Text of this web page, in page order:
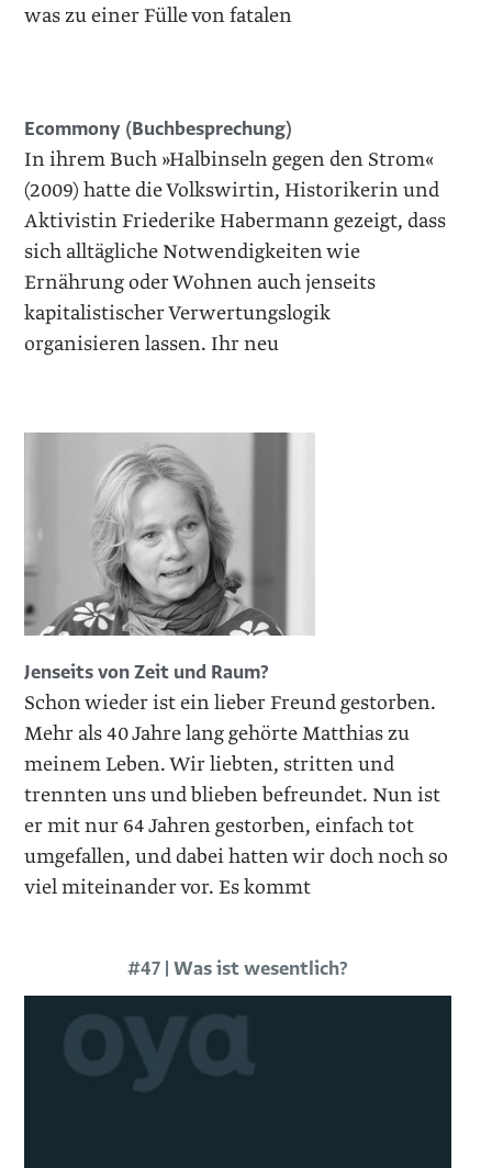
was zu einer Fülle von fatalen
Ecommony (Buchbesprechung)
In ihrem Buch »Halbinseln gegen den Strom«
(2009) hatte die Volkswirtin, Historikerin und
Aktivistin Friederike Habermann gezeigt, dass
sich alltägliche Notwendigkeiten wie
Ernährung oder Wohnen auch jenseits
kapitalistischer Verwertungslogik
organisieren lassen. Ihr neu
Jenseits von Zeit und Raum?
Schon wieder ist ein lieber Freund gestorben.
Mehr als 40 Jahre lang gehörte Matthias zu
meinem Leben. Wir liebten, stritten und
trennten uns und blieben befreundet. Nun ist
er mit nur 64 Jahren gestorben, einfach tot
umgefallen, und dabei hatten wir doch noch so
viel miteinander vor. Es kommt
#47 | Was ist wesentlich?